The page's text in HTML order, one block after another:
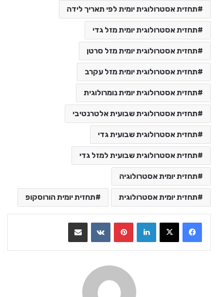
תחזית אסטרולוגית יומית לפי תאריך לידה
תחזית אסטרולוגית יומית מזל גדי
תחזית אסטרולוגית יומית מזל סרטן
תחזית אסטרולוגית יומית מזל עקרב
תחזית אסטרולוגית יומית נומרולוגית
תחזית אסטרולוגית שבועית אלטרנטיבי
תחזית אסטרולוגית שבועית גדי
תחזית אסטרולוגית שבועית למזל גדי
תחזית יומית אסטרולוגיה
תחזית יומית אסטרולוגית תחזית יומית הורוסקופ
LinkedIn
VKontakte